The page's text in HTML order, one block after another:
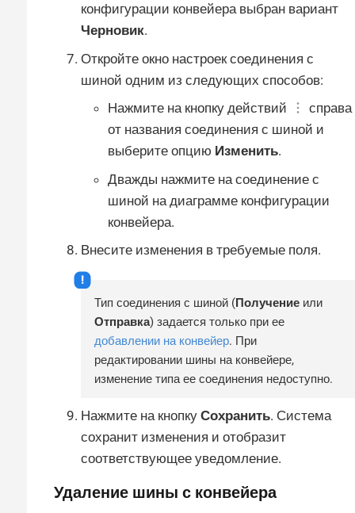
конфигурации конвейера выбран вариант
Черновик.
Откройте окно настроек соединения с
шиной одним из следующих способов:
Нажмите на кнопку действий
справа
от названия соединения с шиной и
выберите опцию Изменить.
Дважды нажмите на соединение с
шиной на диаграмме конфигурации
конвейера.
Внесите изменения в требуемые поля.
Тип соединения с шиной (Получение или
Отправка) задается только при ее
добавлении на конвейер. При
редактировании шины на конвейере,
изменение типа ее соединения недоступно.
Нажмите на кнопку Сохранить. Система
сохранит изменения и отобразит
соответствующее уведомление.
Удаление шины с конвейера